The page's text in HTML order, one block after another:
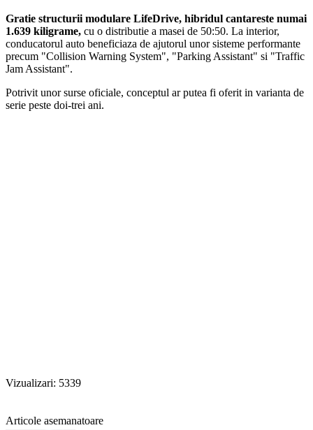
Gratie structurii modulare LifeDrive, hibridul cantareste numai
1.639 kiligrame, cu o distributie a masei de 50:50. La interior,
conducatorul auto beneficiaza de ajutorul unor sisteme performante
precum "Collision Warning System", "Parking Assistant" si "Traffic
Jam Assistant".
Potrivit unor surse oficiale, conceptul ar putea fi oferit in varianta de
serie peste doi-trei ani.
Vizualizari: 5339
Articole asemanatoare